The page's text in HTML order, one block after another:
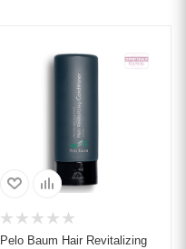
Pelo Baum Hair Revitalizing